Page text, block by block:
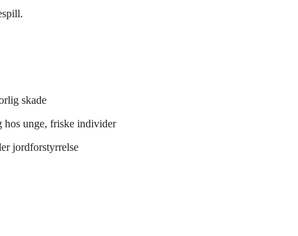
skade
hos unge, friske individer
jordforstyrrelse